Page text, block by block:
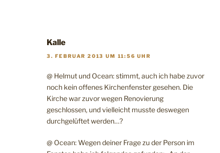
Kalle
3. FEBRUAR 2013 UM 11:56 UHR
@ Helmut und Ocean: stimmt, auch ich habe zuvor
noch kein offenes Kirchenfenster gesehen. Die
Kirche war zuvor wegen Renovierung
geschlossen, und vielleicht musste deswegen
durchgelüftet werden…?
@ Ocean: Wegen deiner Frage zu der Person im